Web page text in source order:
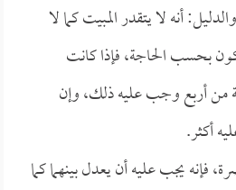
أنه لا يتقدر المبيت كما لا
بحسب الحاجة، فإذا كانت
من أربع وجب عليه ذلك، وإن
أكثر.
فإنه يجب عليه أن يعدل بينهما كما